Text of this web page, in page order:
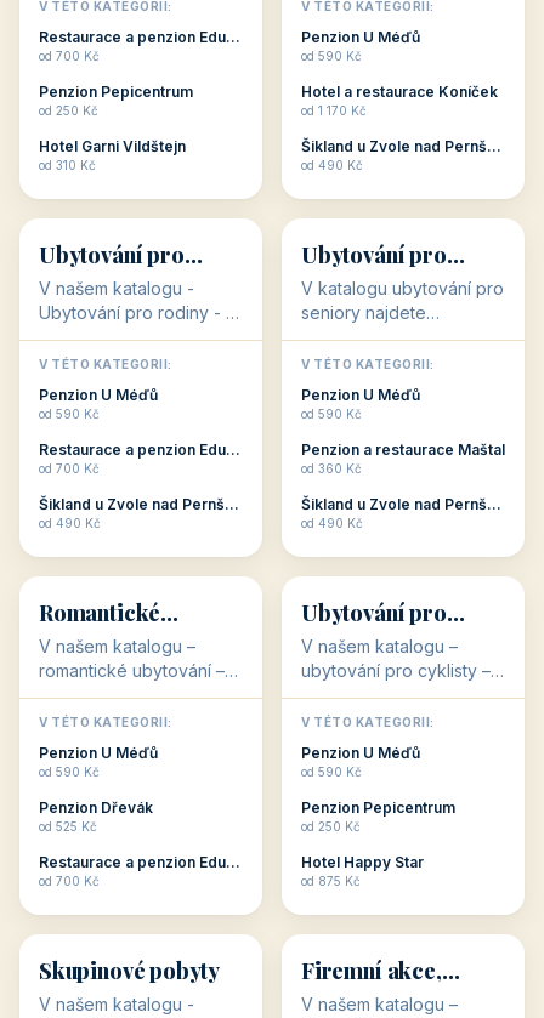
dovolenou přímo
souvisejí. Aktivní
odpočinek jso...
V TÉTO KATEGORII:
Restaurace a penzion Eduard
od 700 Kč
Penzion Pepicentrum
od 250 Kč
Hotel Garni Vildštejn
od 310 Kč
cenově dostupné
ubytování v ČR. Budete
c...
V TÉTO KATEGORII:
Penzion U Méďů
od 590 Kč
Hotel a restaurace Koníček
od 1 170 Kč
Šikland u Zvole nad Pernštejnem
od 490 Kč
👨‍👩‍👧‍👦
👨‍👩‍👧‍👦
34 objektů
Ubytování pro
rodiny
V našem katalogu -
Ubytování pro rodiny -
jsou pro Vás připraveny
objekty, které svojí
polohou či vybaveností,
nabízí klidné ubytování
V TÉTO KATEGORII:
Penzion U Méďů
od 590 Kč
Restaurace a penzion Eduard
od 700 Kč
Šikland u Zvole nad Pernštejnem
od 490 Kč
🧓
🧓
33 objektů
Ubytování pro
seniory
V katalogu ubytování pro
seniory najdete
penziony a hotely, které
jsou přizpůsobeny pro
ubytování klientů vyššího
věku. Některé z nich
V TÉTO KATEGORII:
Penzion U Méďů
od 590 Kč
Penzion a restaurace Maštal
od 360 Kč
Šikland u Zvole nad Pernštejnem
od 490 Kč
💕
💕
Romantické
ubytování
V našem katalogu –
romantické ubytování –
jsou pro Vás připraveny
objekty, které svojí
stavbou, polohou anebo
zaměřením nabízí
Romantické ...
V TÉTO KATEGORII:
Penzion U Méďů
od 590 Kč
Penzion Dřevák
od 525 Kč
Restaurace a penzion Eduard
od 700 Kč
🚴
🚴
32 objektů
Ubytování pro
cyklisty
V našem katalogu –
ubytování pro cyklisty –
jsou pro Vás připraveny
objekty, které jsou na
milovníky cykloturistiky
připraveny. Většinou mají
V TÉTO KATEGORII:
Penzion U Méďů
od 590 Kč
Penzion Pepicentrum
od 250 Kč
Hotel Happy Star
od 875 Kč
👥
👥
32 objektů
Skupinové pobyty
V našem katalogu -
💼
💼
31 objektů
Firemní akce,
školení
V našem katalogu –